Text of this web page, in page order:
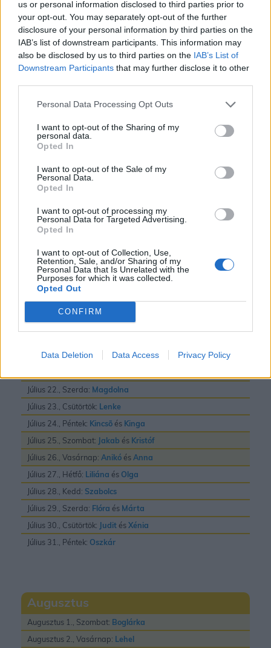
us or personal information disclosed to third parties prior to
your opt-out. You may separately opt-out of the further
disclosure of your personal information by third parties on the
IAB’s list of downstream participants. This information may
also be disclosed by us to third parties on the IAB’s List of
Downstream Participants that may further disclose it to other
Personal Data Processing Opt Outs
I want to opt-out of the Sharing of my
personal data.
Opted In
I want to opt-out of the Sale of my
Personal Data.
Opted In
I want to opt-out of processing my
Personal Data for Targeted Advertising.
Opted In
I want to opt-out of Collection, Use,
Retention, Sale, and/or Sharing of my
Personal Data that Is Unrelated with the
Purposes for which it was collected.
Opted Out
CONFIRM
Data Deletion Data Access Privacy Policy
Július
Július 1., Szerda: AnnamáriaésTihamér
Július 2., Csütörtök:
Július 3., Péntek:KornélésSoma
Július 4., Szombat:Ulrik
Július 5., Vasárnap:EmeseésSarolta
Július 7., Kedd:Apollónia
Július 8., Szerda:
Július 9., Csütörtök:Lukrécia
Július 10., Péntek:
Július 12., Vasárnap:DalmaésIzabella
Július 13., Hétfő:
Július 14., Kedd:Orsés Stella
Július 15., Szerda: HenrikésRoland
Július 16., Csütörtök:
Július 17., Péntek:ElekésEndre
Július 18., Szombat:Frigyes
Július 20., Hétfő:Illés
Július 22., Szerda: Magdolna
Július 23., Csütörtök: Lenke
Július 24., Péntek: Kincsõ és Kinga
Július 25., Szombat: Jakab és Kristóf
Július 26., Vasárnap: Anikó ésAnna
Július 27., Hétfő: Liliána és Olga
Július 28., Kedd: Szabolcs
Július 29., Szerda: Flóra és Márta
Július 30., Csütörtök: Judit ésXénia
Július 31., Péntek: Oszkár
Augusztus
Augusztus 1., Szombat: Boglárka
Augusztus 2., Vasárnap: Lehel